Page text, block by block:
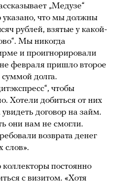
„Медузе“
что мы должны
рублей, взятые у какой-
Мы никогда
и проигнорировали
февраля пришло второе
долга.
чтобы
Хотели добиться от них
договор на займ.
они нам не смогли.
возврата денег
слов».
коллекторы постоянно
с визитом. «Хотя